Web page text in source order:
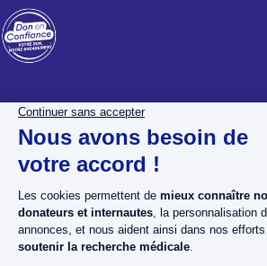
La Fondation pour la
Recherche Médicale
Nos dossiers maladies
Nos projets
Nos actualités
Espace chercheurs
Espace presse